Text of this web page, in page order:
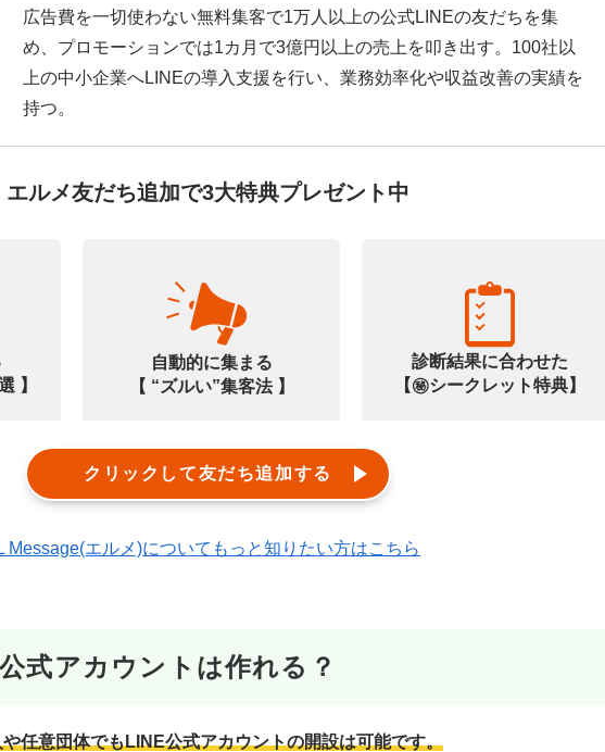
広告費を一切使わない無料集客で1万人以上の公式LINEの友だちを集
め、プロモーションでは1カ月で3億円以上の売上を叩き出す。100社以
上の中小企業へLINEの導入支援を行い、業務効率化や収益改善の実績を
持つ。
エルメ友だち追加で3大特典プレゼント中
】
自動的に集まる
【 “ズルい”集客法 】
診断結果に合わせた
【㊙️シークレット特典】
クリックして友だち追加する
L Message(エルメ)についてもっと知りたい方はこちら
式アカウントは作れる？
任意団体でもLINE公式アカウントの開設は可能です。